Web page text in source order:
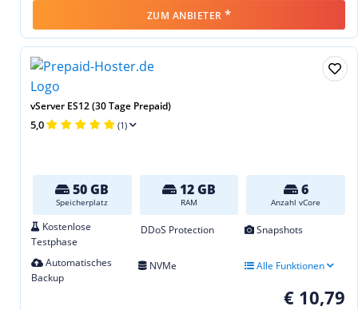
ZUM ANBIETER *
vServer ES12 (30 Tage Prepaid)
5,0 (1)
50 GB
Speicherplatz
12 GB
RAM
6
Anzahl vCore
Kostenlose
Testphase
DDoS Protection Snapshots
Automatisches
Backup
NVMe Alle Funktionen
€ 10,79